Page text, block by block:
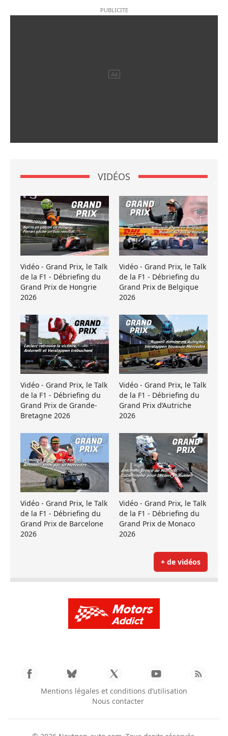
VIDÉOS
Vidéo - Grand Prix, le Talk
de la F1 - Débriefing du
Grand Prix de Hongrie
2026
Vidéo - Grand Prix, le Talk
de la F1 - Débriefing du
Grand Prix de Belgique
2026
Vidéo - Grand Prix, le Talk
de la F1 - Débriefing du
Grand Prix de Grande-
Bretagne 2026
Vidéo - Grand Prix, le Talk
de la F1 - Débriefing du
Grand Prix d’Autriche
2026
Vidéo - Grand Prix, le Talk
de la F1 - Débriefing du
Grand Prix de Barcelone
2026
Vidéo - Grand Prix, le Talk
de la F1 - Débriefing du
Grand Prix de Monaco
2026
+ de vidéos
Mentions légales et conditions d’utilisation
Nous contacter